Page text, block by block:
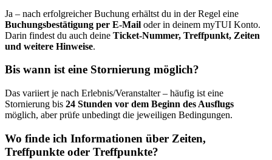
Ja – nach erfolgreicher Buchung erhältst du in der Regel eine
Buchungsbestätigung per E-Mail oder in deinem myTUI Konto.
Darin findest du auch deine Ticket-Nummer, Treffpunkt, Zeiten
und weitere Hinweise.
Bis wann ist eine Stornierung möglich?
Das variiert je nach Erlebnis/Veranstalter – häufig ist eine
Stornierung bis 24 Stunden vor dem Beginn des Ausflugs
möglich, aber prüfe unbedingt die jeweiligen Bedingungen.
Wo finde ich Informationen über Zeiten,
Treffpunkte oder Treffpunkte?